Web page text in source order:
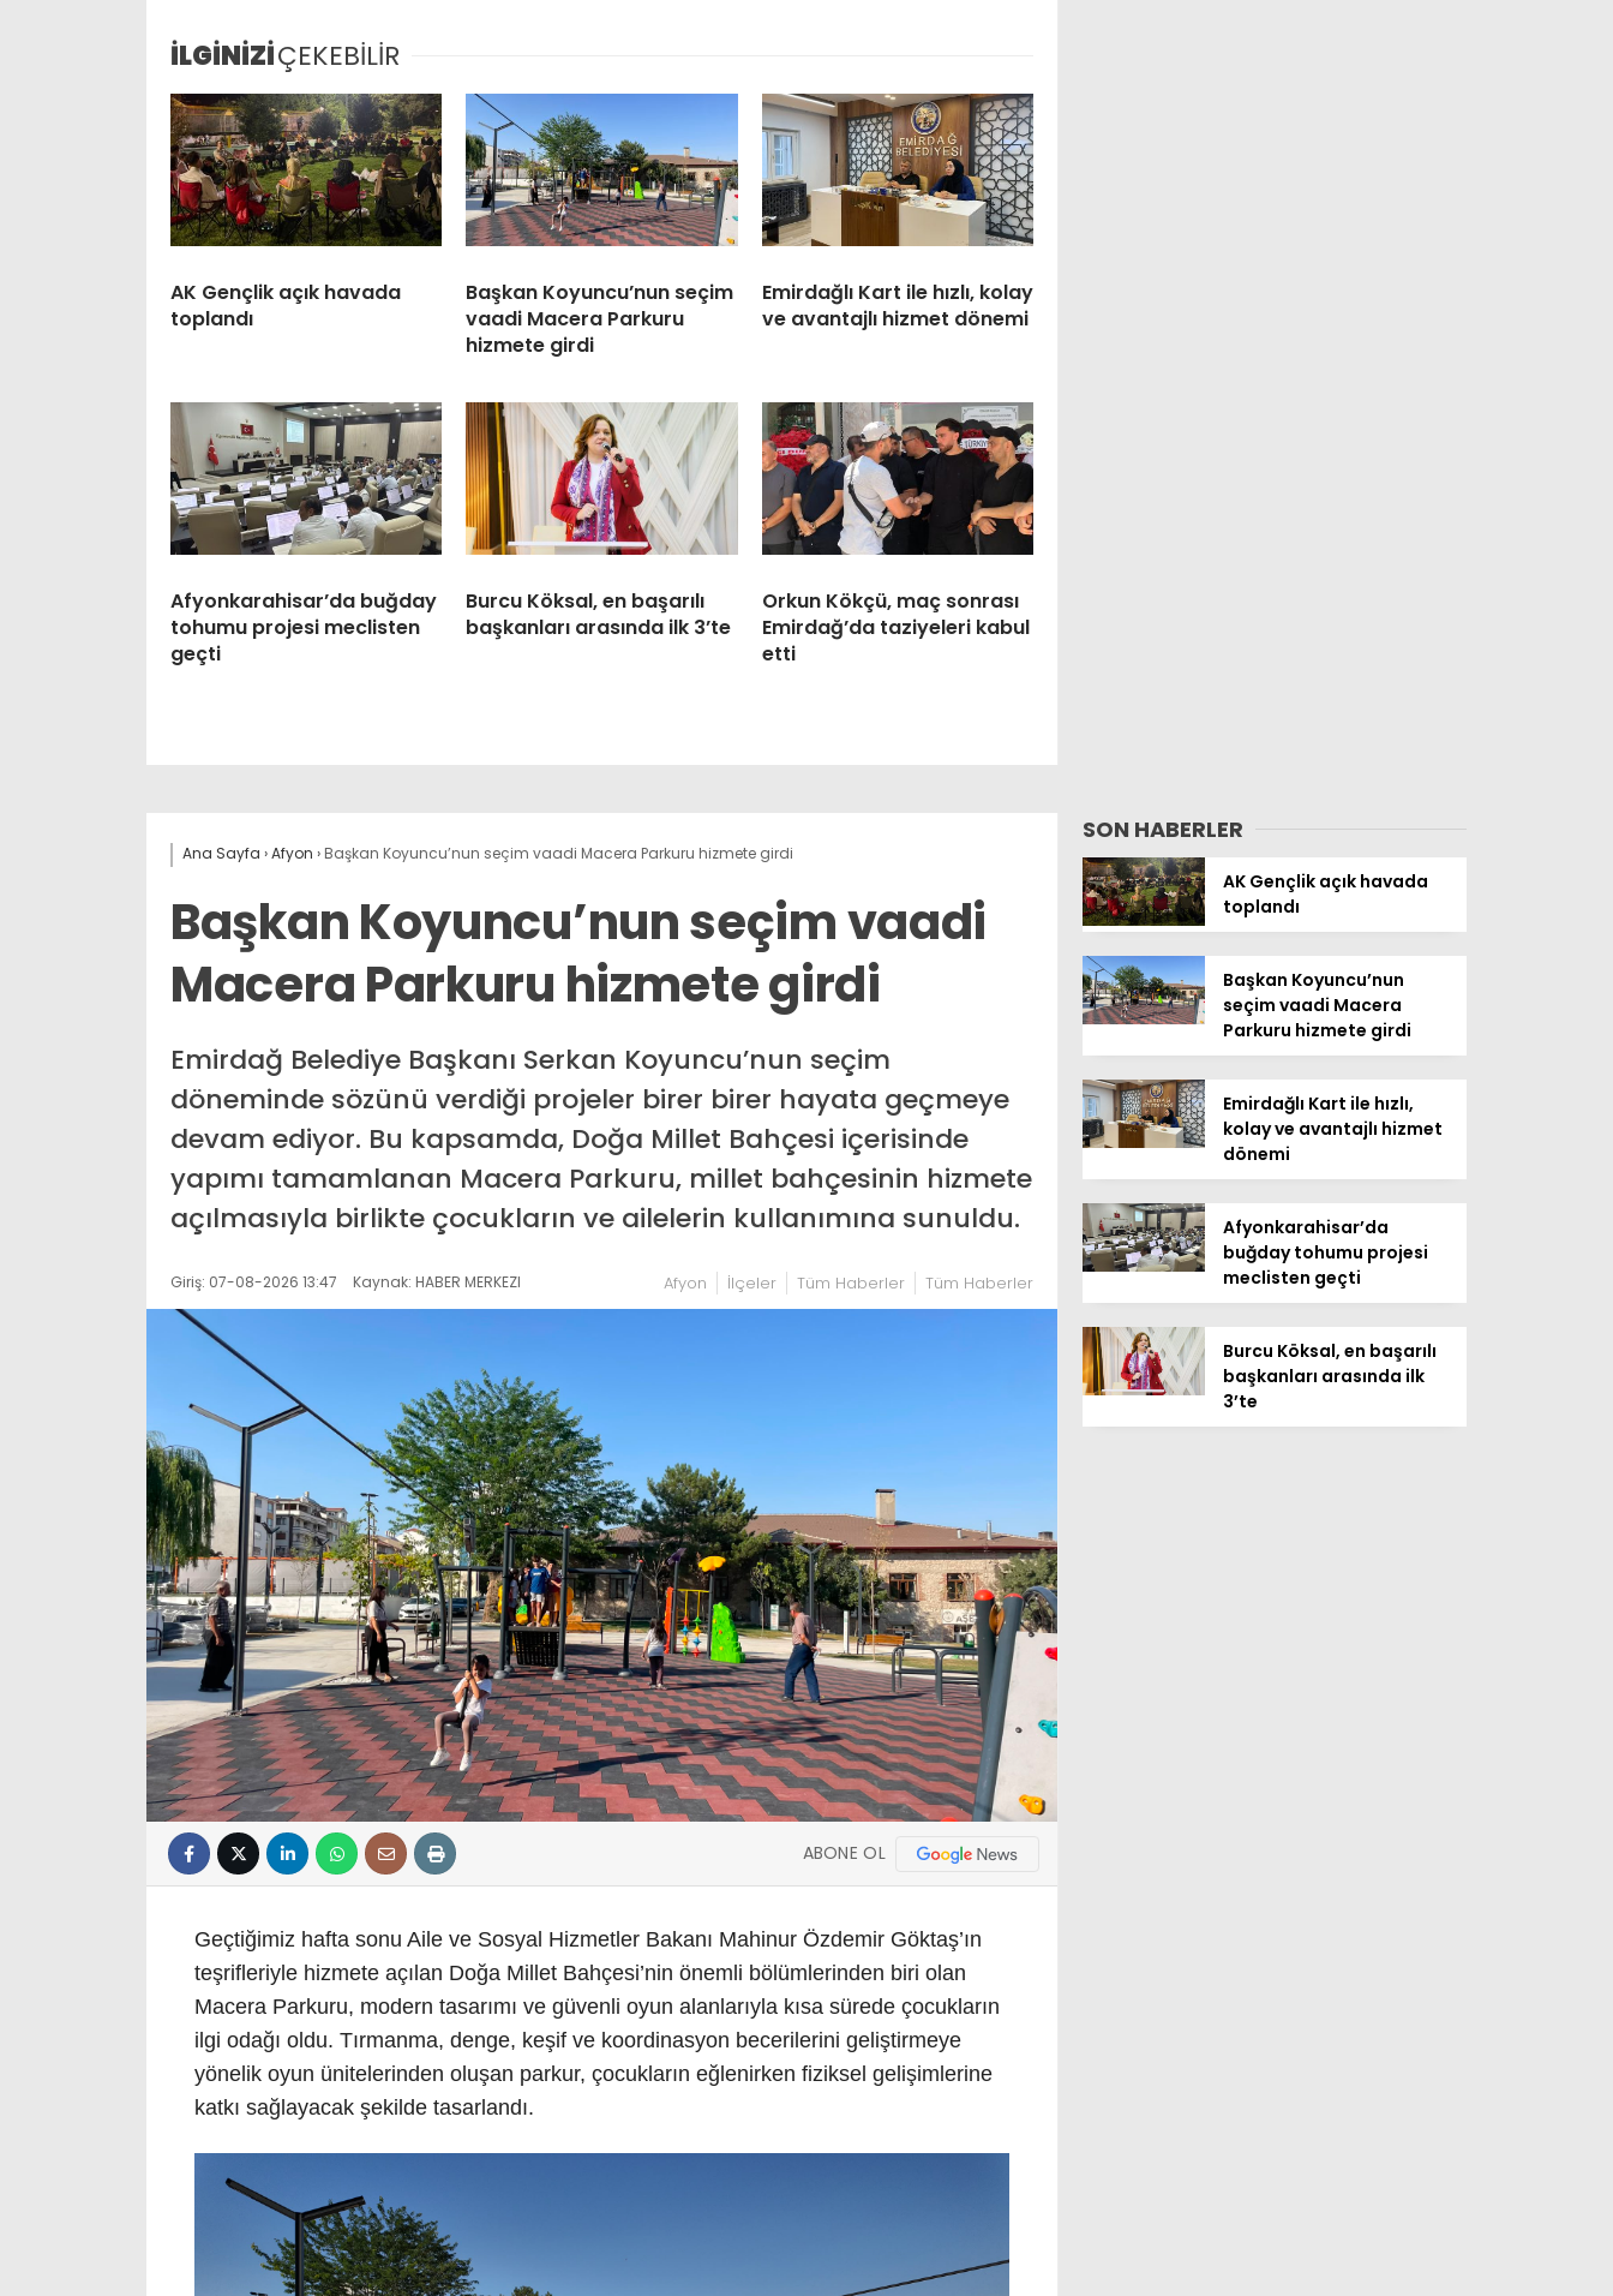
İLGİNİZİÇEKEBİLİR
AK Gençlik açık havada
toplandı
Başkan Koyuncu’nun seçim
vaadi Macera Parkuru
hizmete girdi
Emirdağlı Kart ile hızlı, kolay
ve avantajlı hizmet dönemi
Afyonkarahisar’da buğday
tohumu projesi meclisten
geçti
Burcu Köksal, en başarılı
başkanları arasında ilk 3’te
Orkun Kökçü, maç sonrası
Emirdağ’da taziyeleri kabul
etti
Ana Sayfa ›Afyon › Başkan Koyuncu’nun seçim vaadi Macera Parkuru hizmete girdi
Başkan Koyuncu’nun seçim vaadi
Macera Parkuru hizmete girdi
Emirdağ Belediye Başkanı Serkan Koyuncu’nun seçim
döneminde sözünü verdiği projeler birer birer hayata geçmeye
devam ediyor. Bu kapsamda, Doğa Millet Bahçesi içerisinde
yapımı tamamlanan Macera Parkuru, millet bahçesinin hizmete
açılmasıyla birlikte çocukların ve ailelerin kullanımına sunuldu.
Giriş: 07-08-2026 13:47 Kaynak: HABER MERKEZI Afyon İlçeler Tüm Haberler Tüm Haberler
ABONE OL
Geçtiğimiz hafta sonu Aile ve Sosyal Hizmetler Bakanı Mahinur Özdemir Göktaş’ın
teşrifleriyle hizmete açılan Doğa Millet Bahçesi’nin önemli bölümlerinden biri olan
Macera Parkuru, modern tasarımı ve güvenli oyun alanlarıyla kısa sürede çocukların
ilgi odağı oldu. Tırmanma, denge, keşif ve koordinasyon becerilerini geliştirmeye
yönelik oyun ünitelerinden oluşan parkur, çocukların eğlenirken fiziksel gelişimlerine
katkı sağlayacak şekilde tasarlandı.
SON HABERLER
AK Gençlik açık havada
toplandı
Başkan Koyuncu’nun
seçim vaadi Macera
Parkuru hizmete girdi
Emirdağlı Kart ile hızlı,
kolay ve avantajlı hizmet
dönemi
Afyonkarahisar’da
buğday tohumu projesi
meclisten geçti
Burcu Köksal, en başarılı
başkanları arasında ilk
3’te